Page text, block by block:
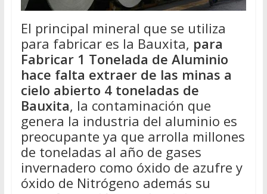
El principal mineral que se utiliza
para fabricar es la Bauxita, para
Fabricar 1 Tonelada de Aluminio
hace falta extraer de las minas a
cielo abierto 4 toneladas de
Bauxita, la contaminación que
genera la industria del aluminio es
preocupante ya que arrolla millones
de toneladas al año de gases
invernadero como óxido de azufre y
óxido de Nitrógeno además su